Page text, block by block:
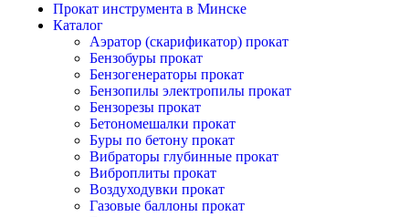
Прокат инструмента в Минске
Каталог
Аэратор (скарификатор) прокат
Бензобуры прокат
Бензогенераторы прокат
Бензопилы электропилы прокат
Бензорезы прокат
Бетономешалки прокат
Буры по бетону прокат
Вибраторы глубинные прокат
Виброплиты прокат
Воздуходувки прокат
Газовые баллоны прокат